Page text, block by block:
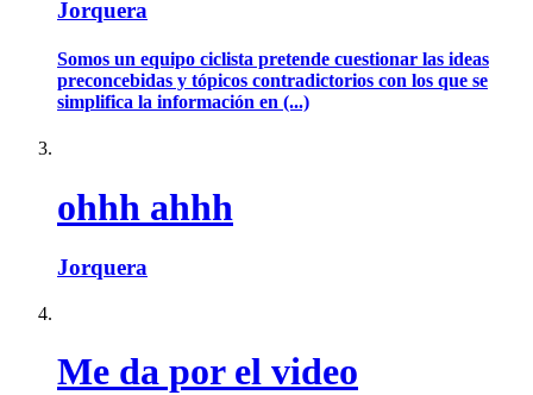
Jorquera
Somos un equipo ciclista pretende cuestionar las ideas
preconcebidas y tópicos contradictorios con los que se
simplifica la información en (...)
ohhh ahhh
Jorquera
Me da por el video